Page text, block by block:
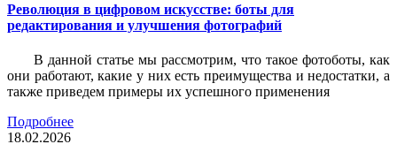
Революция в цифровом искусстве: боты для
редактирования и улучшения фотографий
В данной статье мы рассмотрим, что такое фотоботы, как
они работают, какие у них есть преимущества и недостатки, а
также приведем примеры их успешного применения
Подробнее
18.02.2026